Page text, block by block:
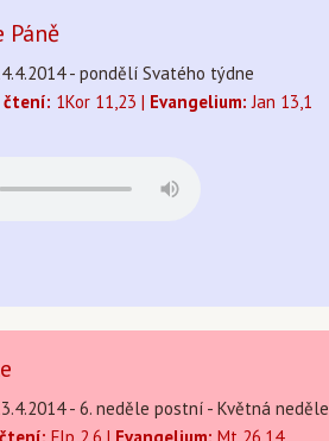
Páně
- pondělí Svatého týdne
čtení: 1Kor 11,23 | Evangelium: Jan 13,1
- 6. neděle postní - Květná neděle